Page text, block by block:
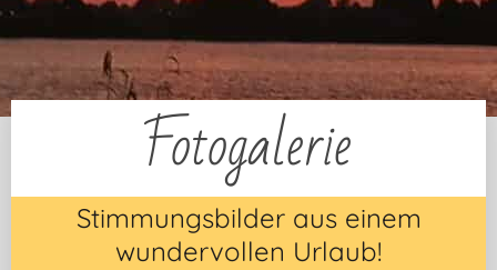
Fotogalerie
Stimmungsbilder aus einem
wundervollen Urlaub!